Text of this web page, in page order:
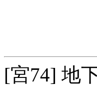
[宮74] 地